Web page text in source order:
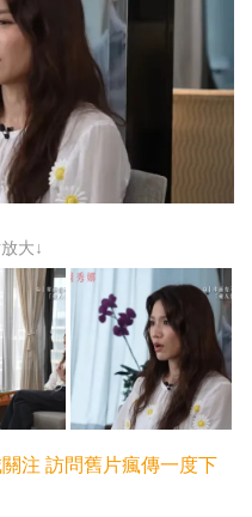
大↓
注 訪問舊片瘋傳一度下